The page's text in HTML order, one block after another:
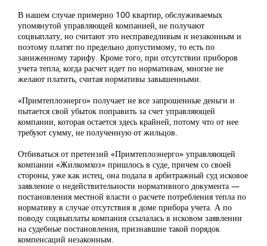
В нашем случае примерно 100 квартир, обслуживаемых
упомянутой управляющей компанией, не получают
соцвыплату, но считают это несправедливым и незаконным и
поэтому платят по предельно допустимому, то есть по
заниженному тарифу. Кроме того, при отсутствии приборов
учета тепла, когда расчет идет по нормативам, многие не
желают платить, считая нормативы завышенными.
«Примтеплоэнерго» получает не все запрошенные деньги и
пытается свой убыток поправить за счет управляющей
компании, которая остается здесь крайней, потому что от нее
требуют сумму, не полученную от жильцов.
Отбиваться от претензий «Примтеплоэнерго» управляющей
компании «Жилкомхоз» пришлось в суде, причем со своей
стороны, уже как истец, она подала в арбитражный суд исковое
заявление о недействительности нормативного документа —
постановления местной власти о расчете потребления тепла по
нормативу в случае отсутствия в доме прибора учета. А по
поводу соцвыплаты компания ссылалась в исковом заявлении
на судебные постановления, признавшие такой порядок
компенсаций незаконным.